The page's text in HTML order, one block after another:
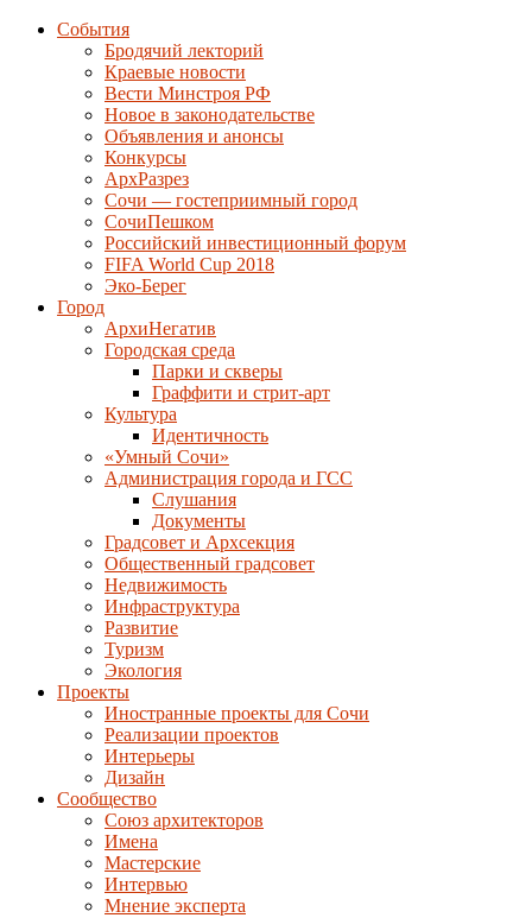
События
Бродячий лекторий
Краевые новости
Вести Минстроя РФ
Новое в законодательстве
Объявления и анонсы
Конкурсы
АрхРазрез
Сочи — гостеприимный город
СочиПешком
Российский инвестиционный форум
FIFA World Cup 2018
Эко-Берег
Город
АрхиНегатив
Городская среда
Парки и скверы
Граффити и стрит-арт
Культура
Идентичность
«Умный Сочи»
Администрация города и ГСС
Слушания
Документы
Градсовет и Архсекция
Общественный градсовет
Недвижимость
Инфраструктура
Развитие
Туризм
Экология
Проекты
Иностранные проекты для Сочи
Реализации проектов
Интерьеры
Дизайн
Сообщество
Союз архитекторов
Имена
Мастерские
Интервью
Мнение эксперта